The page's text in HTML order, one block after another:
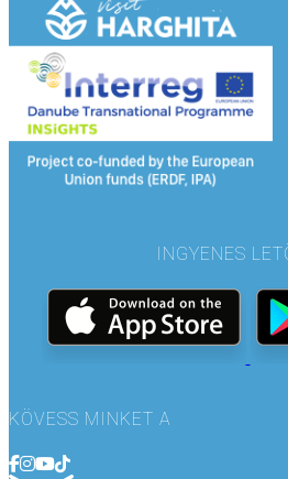
INGYENES
KÖVESS MINKET A